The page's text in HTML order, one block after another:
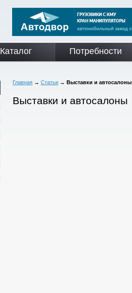
Каталог Потребности
Главная → Статьи → Выставки и автосалоны
Выставки и автосалоны